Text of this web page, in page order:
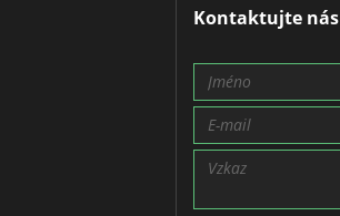
Kontaktujte nás